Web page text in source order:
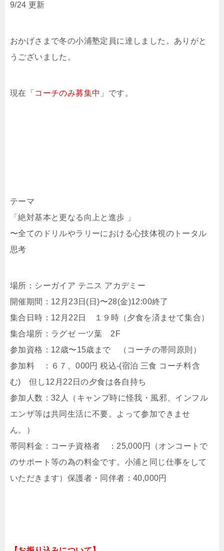
9/24 更新
おかげさまで冬の小浦塾定員に達しました。ありがと
うございました。
現在「 コーチのみ募集中 」です。
テーマ
「絶対基本と更なる向上と進歩 」
〜全てのドリルやラリーにおける心技体視のトータル
思考
場所：シーガイア テニス アカデミー
開催期間：12月23日(日)〜28(金)12:00終了
集合日時：12月22日 １９時（夕食を済ませて集合）
集合場所：ラグゼ 一ツ葉 2F
参加資格：12歳〜15歳まで （コーチの帯同原則）
参加料 ：６７、000円 税込-(宿泊 三食 コーチ料含
む) 但し12月22日の夕食は各自持ち
参加人数：32人（キャンプ時に怪我・風邪、インフル
エンザ等は共同生活に不要。よって参加できませ
ん。）
帯同料金：コーチ資格者 ：25,000円（オンコートで
のサポート等の為の料金です。小浦と同じ仕事をして
いただきます）保護者・同伴者：40,000円